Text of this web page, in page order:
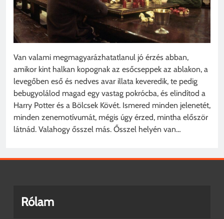
Van valami megmagyarázhatatlanul jó érzés abban,
amikor kint halkan kopognak az esőcseppek az ablakon, a
levegőben eső és nedves avar illata keveredik, te pedig
bebugyolálod magad egy vastag pokrócba, és elindítod a
Harry Potter és a Bölcsek Kövét. Ismered minden jelenetét,
minden zenemotívumát, mégis úgy érzed, mintha először
látnád. Valahogy ősszel más. Ősszel helyén van…
Rólam